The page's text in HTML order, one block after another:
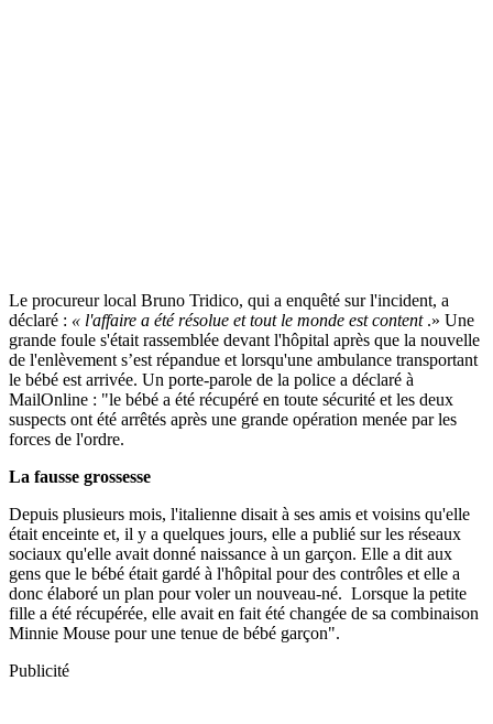
Le procureur local Bruno Tridico, qui a enquêté sur l'incident, a
déclaré : « l'affaire a été résolue et tout le monde est content .» Une
grande foule s'était rassemblée devant l'hôpital après que la nouvelle
de l'enlèvement s’est répandue et lorsqu'une ambulance transportant
le bébé est arrivée. Un porte-parole de la police a déclaré à
MailOnline : "le bébé a été récupéré en toute sécurité et les deux
suspects ont été arrêtés après une grande opération menée par les
forces de l'ordre.
La fausse grossesse
Depuis plusieurs mois, l'italienne disait à ses amis et voisins qu'elle
était enceinte et, il y a quelques jours, elle a publié sur les réseaux
sociaux qu'elle avait donné naissance à un garçon. Elle a dit aux
gens que le bébé était gardé à l'hôpital pour des contrôles et elle a
donc élaboré un plan pour voler un nouveau-né. Lorsque la petite
fille a été récupérée, elle avait en fait été changée de sa combinaison
Minnie Mouse pour une tenue de bébé garçon".
Publicité